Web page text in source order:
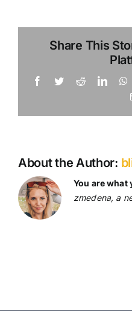
Share This
Facebook
TwitterReddit
About the Author:
You are what
zmedena, a